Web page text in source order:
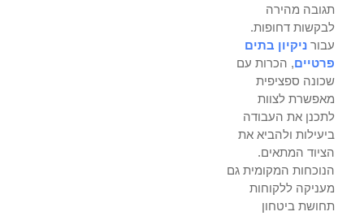
תגובה מהירה
לבקשות דחופות.
עבורניקיון בתים
פרטיים, הכרות עם
שכונה ספציפית
מאפשרת לצוות
לתכנן את העבודה
ביעילות ולהביא את
הציוד המתאים.
הנוכחות המקומית גם
מעניקה ללקוחות
תחושת ביטחון